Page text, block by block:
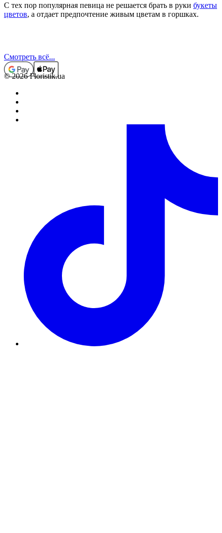
С тех пор популярная певица не решается брать в руки букеты
цветов, а отдает предпочтение живым цветам в горшках.
Смотреть всё...
© 2026 Floristik.ua